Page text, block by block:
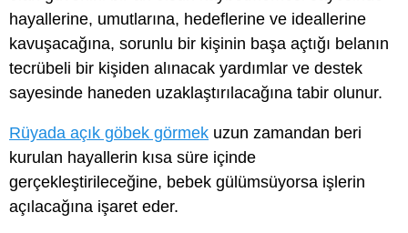
hayallerine, umutlarına, hedeflerine ve ideallerine
kavuşacağına, sorunlu bir kişinin başa açtığı belanın
tecrübeli bir kişiden alınacak yardımlar ve destek
sayesinde haneden uzaklaştırılacağına tabir olunur.
Rüyada açık göbek görmek uzun zamandan beri
kurulan hayallerin kısa süre içinde
gerçekleştirileceğine, bebek gülümsüyorsa işlerin
açılacağına işaret eder.